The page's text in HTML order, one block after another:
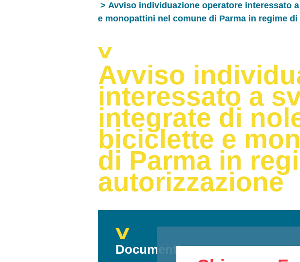
Avviso individuazione operatore interessato
e monopattini nel comune di Parma in regime
Avviso
interessato a
integrate di
biciclette e
di Parma in
autorizzazione
Documenti